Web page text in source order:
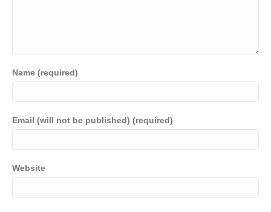
Name (required)
Email (will not be published) (required)
Website